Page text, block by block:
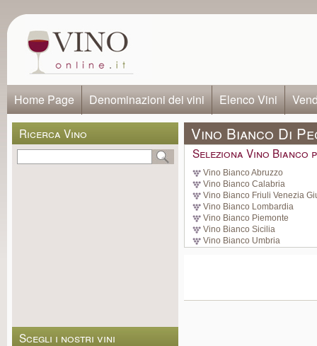
Home Page Denominazioni dei vini Elenco Vini
Ricerca Vino
Scegli i nostri vini
Vino Bianco Di
Seleziona Vino Bianco
Vino Bianco Abruzzo
Vino Bianco Calabria
Vino Bianco Friuli Venezia
Vino Bianco Lombardia
Vino Bianco Piemonte
Vino Bianco Sicilia
Vino Bianco Umbria